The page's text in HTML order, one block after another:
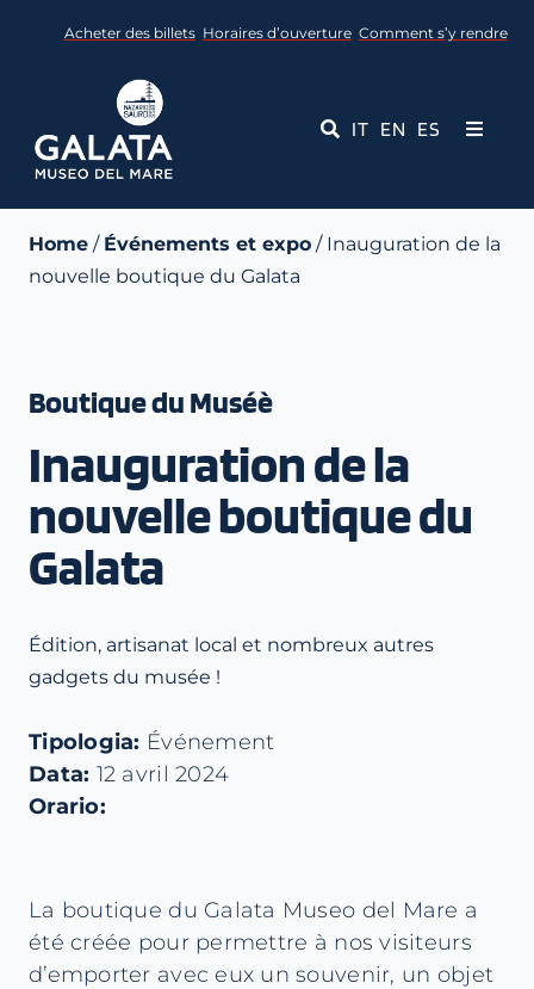
Acheter des billets Horaires d’ouverture Comment s’y rendre
IT EN ES
Toggle
Événements
Médias
Contact
Home / Événements et expo / Inauguration de la
nouvelle boutique du Galata
Boutique du Muséè
Inauguration de la
nouvelle boutique du
Galata
Édition, artisanat local et nombreux autres
gadgets du musée !
Tipologia: Événement
Data: 12 avril 2024
Orario:
La boutique du Galata Museo del Mare a
été créée pour permettre à nos visiteurs
d’emporter avec eux un souvenir, un objet